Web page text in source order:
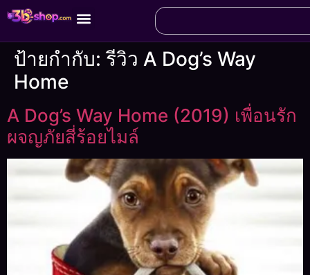
ป้ายกำกับ:รีวิว A Dog’s Way
Home
A Dog’s Way Home (2019) เพื่อนรัก
ผจญภัยสี่ร้อยไมล์